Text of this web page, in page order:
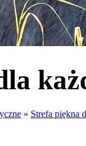
» Strefa piękna